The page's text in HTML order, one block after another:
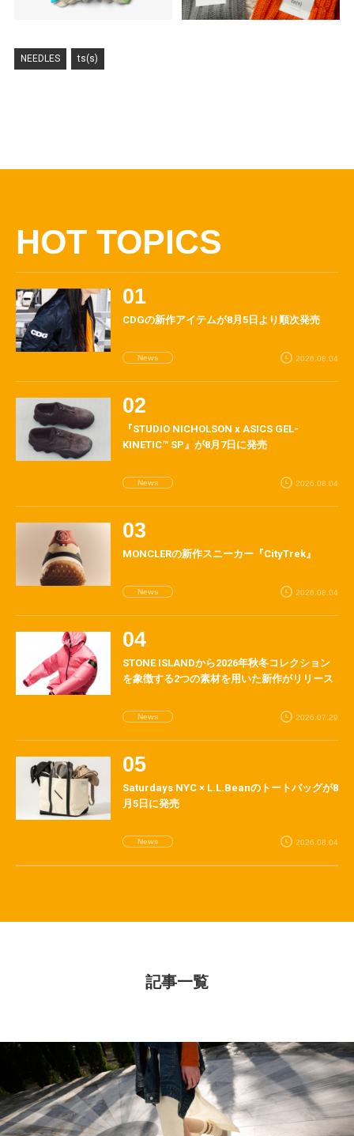
NEEDLES ts(s)
HOT TOPICS
CDGの新作アイテムが8月5日より順次発売
News 2026.08.04
『STUDIO NICHOLSON x ASICS GEL-
KINETIC™ SP』が8月7日に発売
News 2026.08.04
MONCLERの新作スニーカー『CityTrek』
News 2026.08.04
STONE ISLANDから2026年秋冬コレクション
を象徴する2つの素材を用いた新作がリリース
News 2026.07.29
Saturdays NYC × L.L.Beanのトートバッグが8
月5日に発売
News 2026.08.04
記事一覧